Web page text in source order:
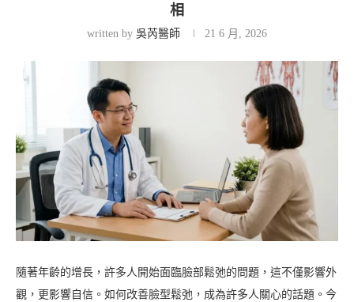
相
written by 吳芮醫師 21 6 月, 2026
隨著年齡的增長，許多人開始面臨臉部鬆弛的問題，這不僅影響外
觀，更影響自信。如何改善臉型鬆弛，成為許多人關心的話題。今